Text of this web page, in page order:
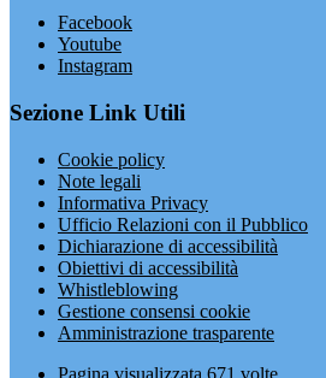
Facebook
Youtube
Instagram
Sezione Link Utili
Cookie policy
Note legali
Informativa Privacy
Ufficio Relazioni con il Pubblico
Dichiarazione di accessibilità
Obiettivi di accessibilità
Whistleblowing
Gestione consensi cookie
Amministrazione trasparente
Pagina visualizzata 671 volte